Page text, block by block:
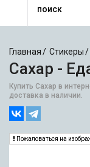
Главная Стикеры
Сахар -
Купить Сахар в
доставка в наличии.
Пожаловаться на